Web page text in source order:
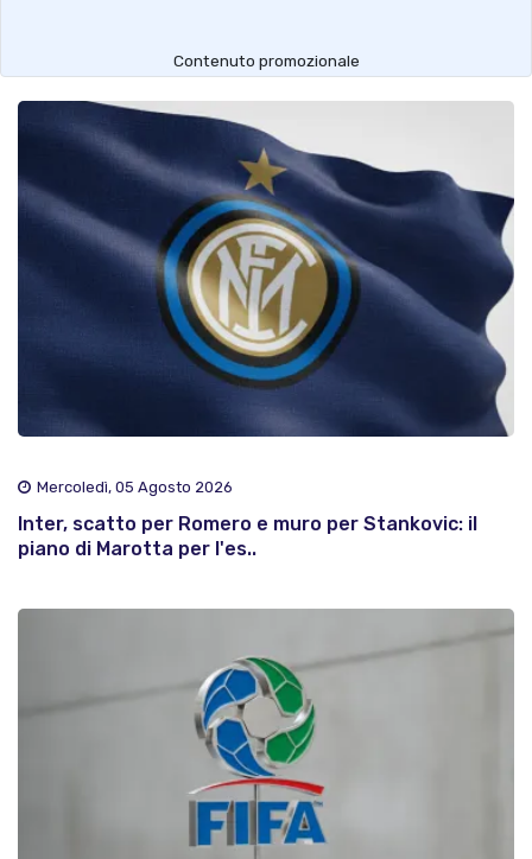
Contenuto promozionale
Mercoledì, 05 Agosto 2026
Inter, scatto per Romero e muro per Stankovic: il
piano di Marotta per l'es..